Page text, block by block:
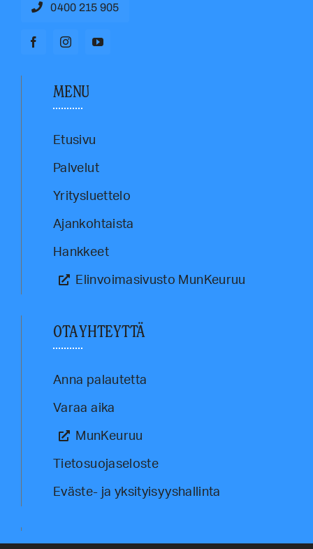
0400 215 905
MENU
Etusivu
Palvelut
Yritysluettelo
Ajankohtaista
Hankkeet
Elinvoimasivusto MunKeuruu
OTA YHTEYTTÄ
Anna palautetta
Varaa aika
MunKeuruu
Tietosuojaseloste
Eväste- ja yksityisyyshallinta